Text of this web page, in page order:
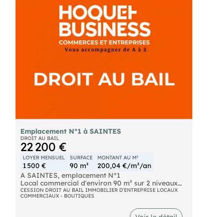
Honoraires inclus de 7.6% à la chargede
l'acquéreur. Prix hors honoraires 750 000 €. DPE
en cours. Les informations sur les risques auxquels
ce bien est exposé sont disponibles sur le site
Géorisques : https://www.georisques.gouv.fr.
RSAC 909 382 509
RCP APIVIA COURTAGE
Emplacement N°1 à SAINTES
DROIT AU BAIL
22 200 €
LOYER MENSUEL
1 500 €
SURFACE
90 m²
MONTANT AU M²
200,04 €/m²/an
A SAINTES, emplacement N°1
Local commercial d'environ 90 m² sur 2 niveaux
Bon état général
Belle visibilité avec son angle de rue
Le secteur de Saintes concentre plus de 40 000
CESSION DROIT AU BAIL IMMOBILIER D'ENTREPRISE LOCAUX
COMMERCIAUX - BOUTIQUES